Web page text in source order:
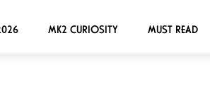
MK2 CURIOSITY MUST READ